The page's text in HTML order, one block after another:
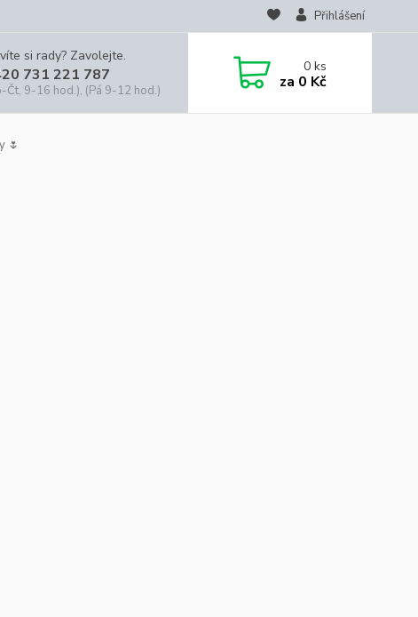
Přihlášení
si rady? Zavolejte.
731 221 787
Čt, 9-16 hod.), (Pá 9-12 hod.)
0ks
za 0 Kč
🌷